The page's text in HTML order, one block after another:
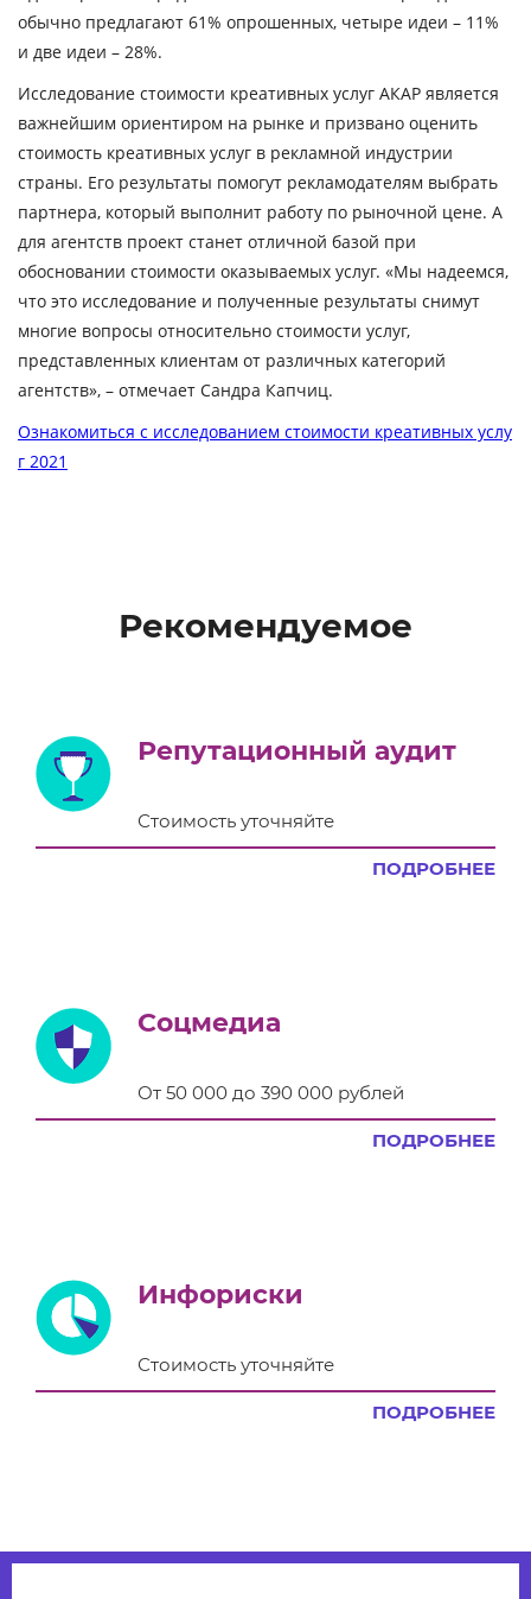
обычно предлагают 61% опрошенных, четыре идеи – 11%
и две идеи – 28%.
Исследование стоимости креативных услуг АКАР является
важнейшим ориентиром на рынке и призвано оценить
стоимость креативных услуг в рекламной индустрии
страны. Его результаты помогут рекламодателям выбрать
партнера, который выполнит работу по рыночной цене. А
для агентств проект станет отличной базой при
обосновании стоимости оказываемых услуг. «Мы надеемся,
что это исследование и полученные результаты снимут
многие вопросы относительно стоимости услуг,
представленных клиентам от различных категорий
агентств», – отмечает Сандра Капчиц.
Ознакомиться с исследованием стоимости креативных услу
г 2021
Рекомендуемое
Репутационный аудит
Стоимость уточняйте
ПОДРОБНЕЕ
Соцмедиа
От 50 000 до 390 000 рублей
ПОДРОБНЕЕ
Инфориски
Стоимость уточняйте
ПОДРОБНЕЕ